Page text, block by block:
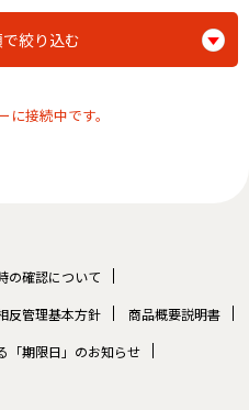
絞り込む
に接続中です。
の確認について
反管理基本方針
商品概要説明書
「期限日」のお知らせ